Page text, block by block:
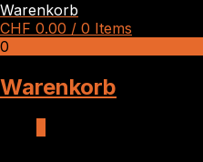
Warenkorb
CHF 0.00 / 0 Items
0
Warenkorb